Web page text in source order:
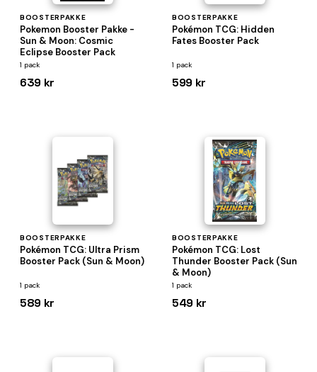
BOOSTERPAKKE
Pokemon Booster Pakke -
Sun & Moon: Cosmic
Eclipse Booster Pack
1 pack
639 kr
BOOSTERPAKKE
Pokémon TCG: Hidden
Fates Booster Pack
1 pack
599 kr
BOOSTERPAKKE
Pokémon TCG: Ultra Prism
Booster Pack (Sun & Moon)
1 pack
589 kr
BOOSTERPAKKE
Pokémon TCG: Lost
Thunder Booster Pack (Sun
& Moon)
1 pack
549 kr